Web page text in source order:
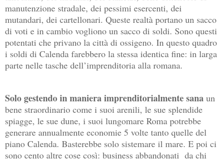
manutenzione stradale, dei pessimi esercenti, dei
mutandari, dei cartellonari. Queste realtà portano un sacco
di voti e in cambio vogliono un sacco di soldi. Sono questi
potentati che privano la città di ossigeno. In questo quadro
i soldi di Calenda farebbero la stessa identica fine: in larga
parte nelle tasche dell’imprenditoria alla romana.
Solo gestendo in maniera imprenditorialmente sana un
bene straordinario come i suoi arenili, le sue splendide
spiagge, le sue dune, i suoi lungomare Roma potrebbe
generare annualmente economie 5 volte tanto quelle del
piano Calenda. Basterebbe solo sistemare il mare. E poi ci
sono cento altre cose così: business abbandonati da chi